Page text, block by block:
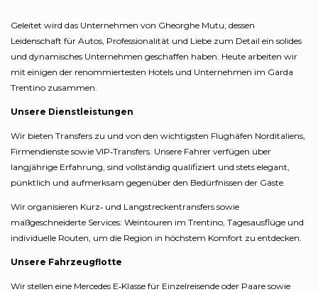
Geleitet wird das Unternehmen von Gheorghe Mutu, dessen
Leidenschaft für Autos, Professionalität und Liebe zum Detail ein solides
und dynamisches Unternehmen geschaffen haben. Heute arbeiten wir
mit einigen der renommiertesten Hotels und Unternehmen im Garda
Trentino zusammen.
Unsere Dienstleistungen
Wir bieten Transfers zu und von den wichtigsten Flughäfen Norditaliens,
Firmendienste sowie VIP‑Transfers. Unsere Fahrer verfügen über
langjährige Erfahrung, sind vollständig qualifiziert und stets elegant,
pünktlich und aufmerksam gegenüber den Bedürfnissen der Gäste.
Wir organisieren Kurz‑ und Langstreckentransfers sowie
maßgeschneiderte Services: Weintouren im Trentino, Tagesausflüge und
individuelle Routen, um die Region in höchstem Komfort zu entdecken.
Unsere Fahrzeugflotte
Wir stellen eine Mercedes E‑Klasse für Einzelreisende oder Paare sowie